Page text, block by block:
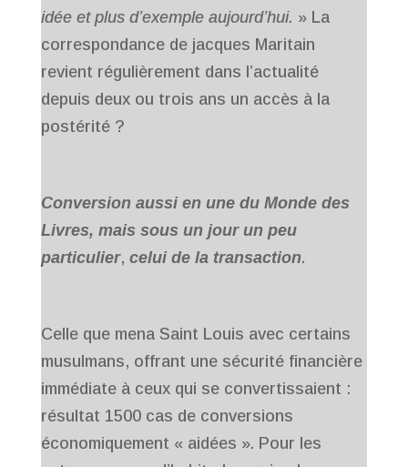
idée et plus d’exemple aujourd’hui. » La
correspondance de jacques Maritain
revient régulièrement dans l’actualité
depuis deux ou trois ans un accès à la
postérité ?
Conversion aussi en une du Monde des
Livres, mais sous un jour un peu
particulier, celui de la transaction.
Celle que mena Saint Louis avec certains
musulmans, offrant une sécurité financière
immédiate à ceux qui se convertissaient :
résultat 1500 cas de conversions
économiquement « aidées ». Pour les